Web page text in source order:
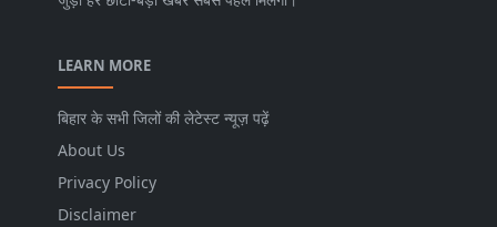
LEARN MORE
बिहार के सभी जिलों की लेटेस्ट न्यूज़ पढ़ें
About Us
Privacy Policy
Disclaimer